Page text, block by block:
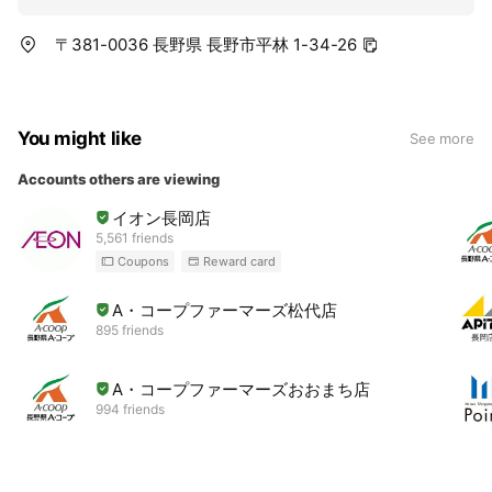
〒381-0036 長野県 長野市平林 1-34-26
You might like See more
Accounts others are viewing
イオン長岡店
5,561 friends
Coupons Reward card
A・コープファーマーズ松代店
895 friends
A・コープファーマーズおおまち店
994 friends